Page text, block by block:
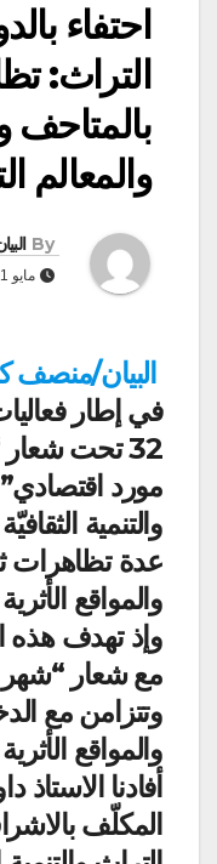
التراث:
بالمتاحف
والمعالم
By
مايو 1, 2023
البيان/منصف
في إطار
32 تحت
مورد اقتصادي”
عدة تظاهرات
والمواقع
وإذ تهدف هذه
مع شعار “شهر
وتتزامن مع
والمواقع
أفادنا الاستاذ
المكلّف